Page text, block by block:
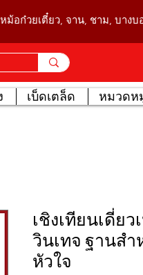
อก๋วยเตี๋ยว, จาน, ชาม, บางบ
เบ็ดเตล็ด หมวดห
เชิงเทียน​เดี่ย
วินเทจ ฐานสำ
หัวใจ